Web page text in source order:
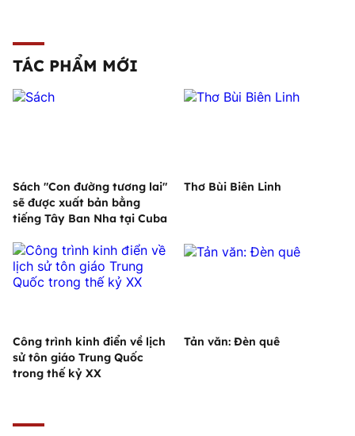
TÁC PHẨM MỚI
Sách "Con đường tương lai"
sẽ được xuất bản bằng
tiếng Tây Ban Nha tại Cuba
Thơ Bùi Biên Linh
Công trình kinh điển về lịch
sử tôn giáo Trung Quốc
trong thế kỷ XX
Tản văn: Đèn quê